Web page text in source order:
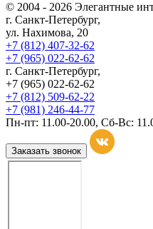
© 2004 - 2026 Элегантные
г. Санкт-Петербург,
ул. Нахимова, 20
+7 (812) 407-32-62
+7 (965) 022-62-62
г. Санкт-Петербург,
+7 (965) 022-62-62
+7 (812) 509-62-22
+7 (981) 246-44-77
Пн-пт: 11.00-20.00, Сб-Вс:
Заказать звонок